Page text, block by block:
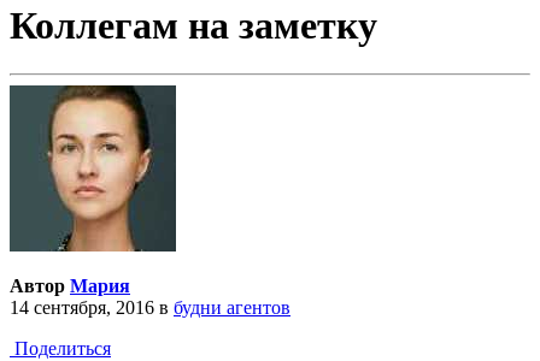
Коллегам на заметку
Автор Мария
14 сентября, 2016 в будни агентов
Поделиться